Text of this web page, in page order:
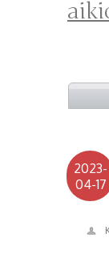
2023-
04-17